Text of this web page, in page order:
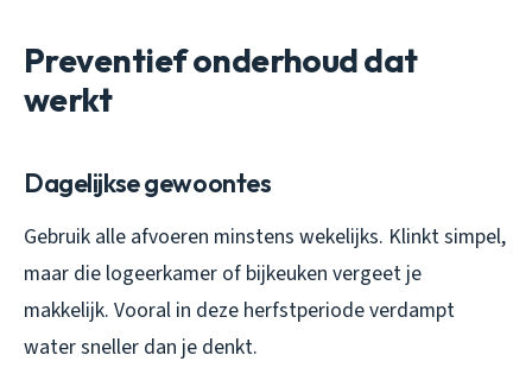
Preventief onderhoud dat
werkt
Dagelijkse gewoontes
Gebruik alle afvoeren minstens wekelijks. Klinkt simpel,
maar die logeerkamer of bijkeuken vergeet je
makkelijk. Vooral in deze herfstperiode verdampt
water sneller dan je denkt.